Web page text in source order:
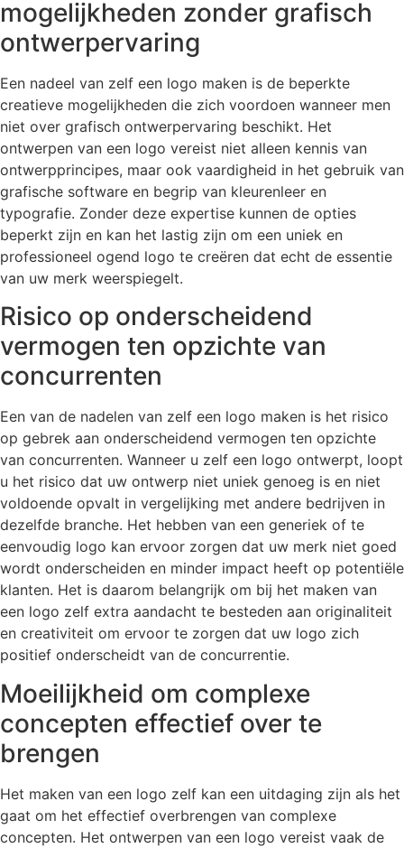
mogelijkheden zonder grafisch
ontwerpervaring
Een nadeel van zelf een logo maken is de beperkte
creatieve mogelijkheden die zich voordoen wanneer men
niet over grafisch ontwerpervaring beschikt. Het
ontwerpen van een logo vereist niet alleen kennis van
ontwerpprincipes, maar ook vaardigheid in het gebruik van
grafische software en begrip van kleurenleer en
typografie. Zonder deze expertise kunnen de opties
beperkt zijn en kan het lastig zijn om een uniek en
professioneel ogend logo te creëren dat echt de essentie
van uw merk weerspiegelt.
Risico op onderscheidend
vermogen ten opzichte van
concurrenten
Een van de nadelen van zelf een logo maken is het risico
op gebrek aan onderscheidend vermogen ten opzichte
van concurrenten. Wanneer u zelf een logo ontwerpt, loopt
u het risico dat uw ontwerp niet uniek genoeg is en niet
voldoende opvalt in vergelijking met andere bedrijven in
dezelfde branche. Het hebben van een generiek of te
eenvoudig logo kan ervoor zorgen dat uw merk niet goed
wordt onderscheiden en minder impact heeft op potentiële
klanten. Het is daarom belangrijk om bij het maken van
een logo zelf extra aandacht te besteden aan originaliteit
en creativiteit om ervoor te zorgen dat uw logo zich
positief onderscheidt van de concurrentie.
Moeilijkheid om complexe
concepten effectief over te
brengen
Het maken van een logo zelf kan een uitdaging zijn als het
gaat om het effectief overbrengen van complexe
concepten. Het ontwerpen van een logo vereist vaak de